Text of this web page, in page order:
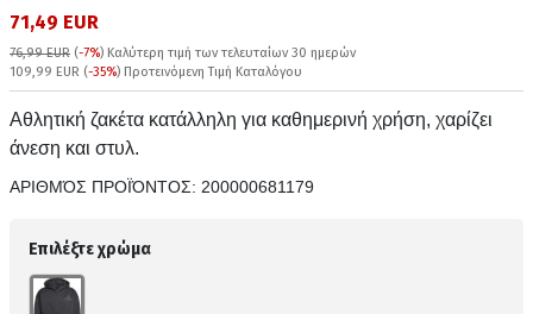
71,49 EUR
76,99 EUR (-7%) Καλύτερη τιμή των τελευταίων 30 ημερών
109,99 EUR (-35%) Προτεινόμενη Τιμή Καταλόγου
Αθλητική ζακέτα κατάλληλη για καθημερινή χρήση, χαρίζει
άνεση και στυλ.
ΑΡΙΘΜΌΣ ΠΡΟΪΌΝΤΟΣ: 200000681179
Επιλέξτε χρώμα